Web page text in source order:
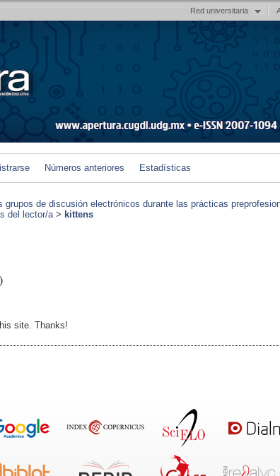
Red universitaria
Números anteriores Estadísticas
grupos de discusión electrónicos durante las prácticas
del lector/a> kittens
site. Thanks!